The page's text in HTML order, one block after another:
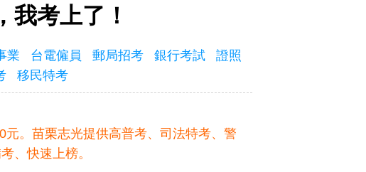
我考上了！
業 台電僱員 郵局招考 銀行考試
證照
移民特考
。苗栗志光提供高普考、司法特考、警
、快速上榜。